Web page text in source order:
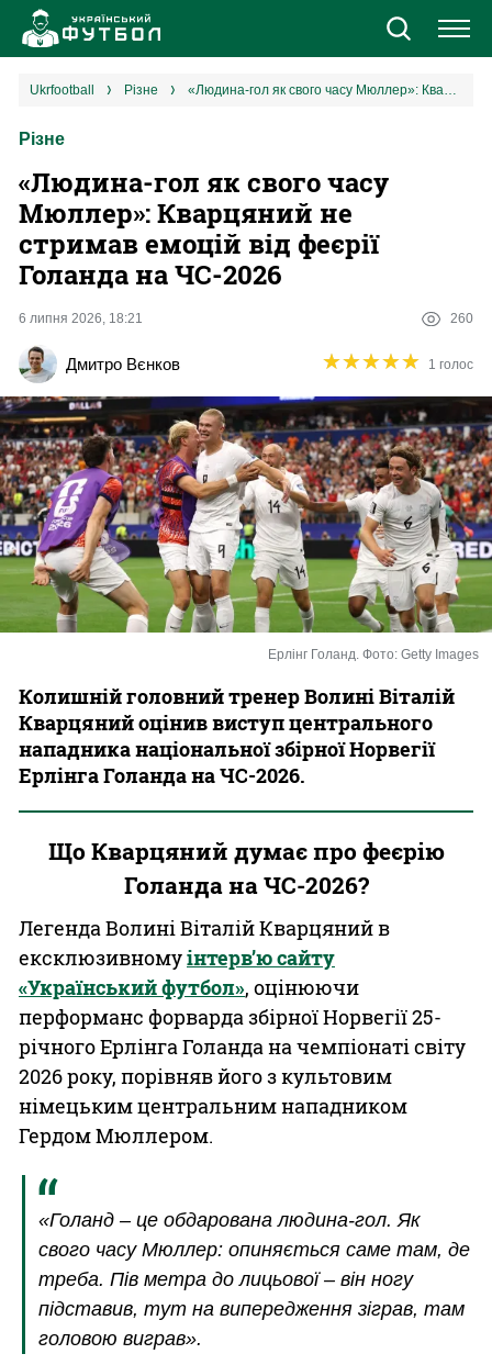
Новини
Єврокубки
УПЛ
Різне
Букмекери
Казино
ukrfootball різне «Людина-гол як свого часу Мюллер»: Кварцяний не стримав емоцій від феєрії Голанда на ЧС-2026
Різне
«Людина-гол як свого часу
Мюллер»: Кварцяний не
стримав емоцій від феєрії
Голанда на ЧС-2026
6 липня 2026, 18:21 260
Дмитро Вєнков ★★★★★
★★★★★ 1 голос
Ерлінг Голанд. Фото: Getty Images
Колишній головний тренер Волині Віталій
Кварцяний оцінив виступ центрального
нападника національної збірної Норвегії
Ерлінга Голанда на ЧС-2026.
Що Кварцяний думає про феєрію
Голанда на ЧС-2026?
Легенда Волині Віталій Кварцяний в
ексклюзивномуінтерв’ю сайту
«Український футбол», оцінюючи
перформанс форварда збірної Норвегії 25-
річного Ерлінга Голанда на чемпіонаті світу
2026 року, порівняв його з культовим
німецьким центральним нападником
Гердом Мюллером.
«Голанд – це обдарована людина-гол. Як
свого часу Мюллер: опиняється саме там, де
треба. Пів метра до лицьової – він ногу
підставив, тут на випередження зіграв, там
головою виграв».